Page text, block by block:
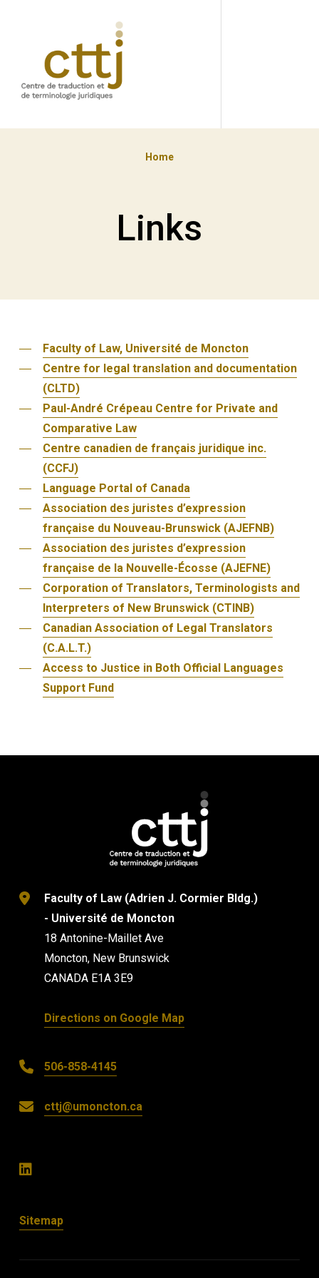
Home
Links
Faculty of Law, Université de Moncton
Centre for legal translation and documentation
(CLTD)
Paul-André Crépeau Centre for Private and
Comparative Law
Centre canadien de français juridique inc.
(CCFJ)
Language Portal of Canada
Association des juristes d’expression
française du Nouveau-Brunswick (AJEFNB)
Association des juristes d’expression
française de la Nouvelle-Écosse (AJEFNE)
Corporation of Translators, Terminologists and
Interpreters of New Brunswick (CTINB)
Canadian Association of Legal Translators
(C.A.L.T.)
Access to Justice in Both Official Languages
Support Fund
Faculty of Law (Adrien J. Cormier Bldg.)
- Université de Moncton
18 Antonine-Maillet Ave
Moncton, New Brunswick
CANADA E1A 3E9
Directions on Google Map
506-858-4145
cttj@umoncton.ca
Sitemap